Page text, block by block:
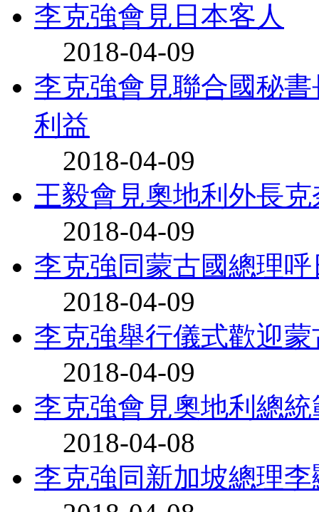
李克強會見日本客人
2018-04-09
李克強會見聯合國秘
利益
2018-04-09
王毅會見奧地利外長
2018-04-09
李克強同蒙古國總理
2018-04-09
李克強舉行儀式歡迎
2018-04-09
李克強會見奧地利總
2018-04-08
李克強同新加坡總理